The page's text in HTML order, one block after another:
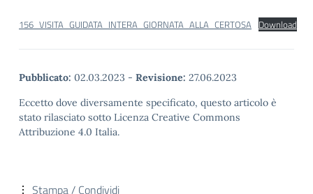
156_VISITA_GUIDATA_INTERA_GIORNATA_ALLA_CERTOSA Download
Pubblicato: 02.03.2023 - Revisione: 27.06.2023
Eccetto dove diversamente specificato, questo articolo è
stato rilasciato sotto Licenza Creative Commons
Attribuzione 4.0 Italia.
Stampa / Condividi